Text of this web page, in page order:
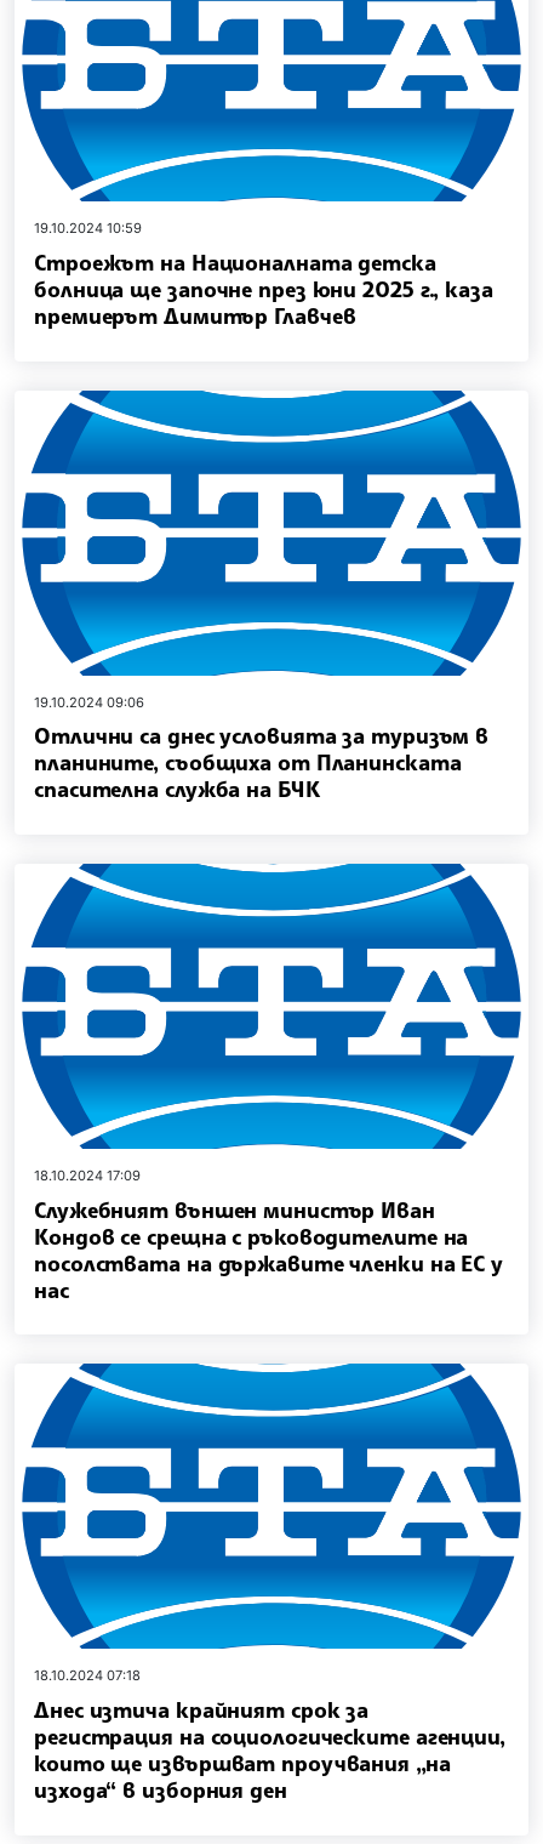
19.10.2024 10:59
Строежът на Националната детска
болница ще започне през юни 2025 г., каза
премиерът Димитър Главчев
19.10.2024 09:06
Отлични са днес условията за туризъм в
планините, съобщиха от Планинската
спасителна служба на БЧК
18.10.2024 17:09
Служебният външен министър Иван
Кондов се срещна с ръководителите на
посолствата на държавите членки на ЕС у
нас
18.10.2024 07:18
Днес изтича крайният срок за
регистрация на социологическите агенции,
които ще извършват проучвания „на
изхода“ в изборния ден